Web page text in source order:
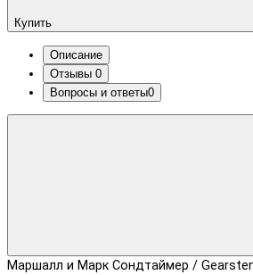
Купить
Описание
Отзывы 0
Вопросы и ответы0
Маршалл и Марк Сондтаймер /